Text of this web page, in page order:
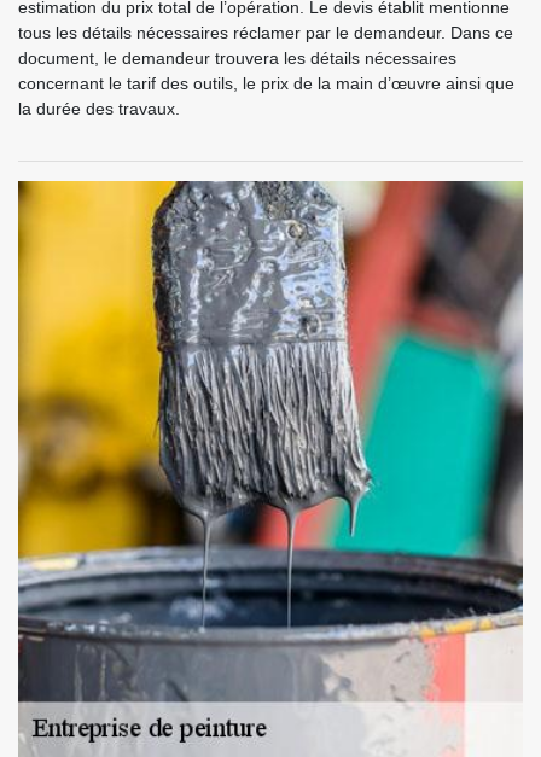
estimation du prix total de l’opération. Le devis établit mentionne
tous les détails nécessaires réclamer par le demandeur. Dans ce
document, le demandeur trouvera les détails nécessaires
concernant le tarif des outils, le prix de la main d’œuvre ainsi que
la durée des travaux.